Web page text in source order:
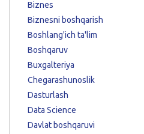
Biznes
Biznesni boshqarish
Boshlang'ich ta'lim
Boshqaruv
Buxgalteriya
Chegarashunoslik
Dasturlash
Data Science
Davlat boshqaruvi